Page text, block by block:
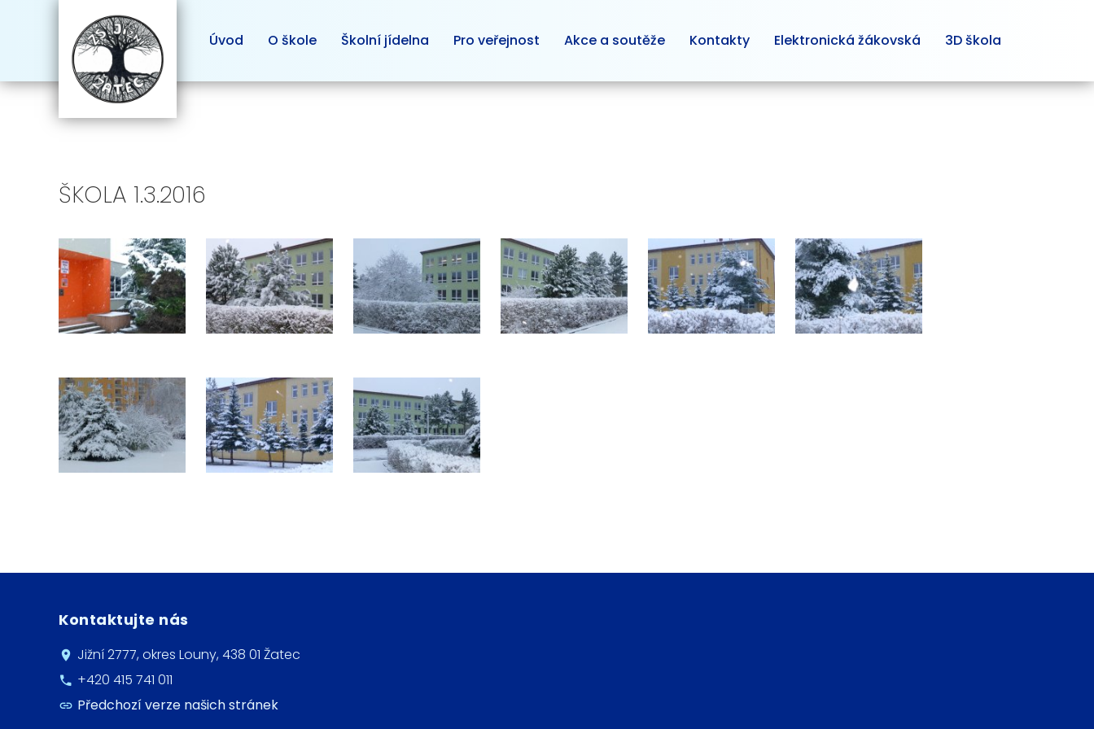
Úvod O škole Školní jídelna Pro veřejnost Akce a soutěže Kontakty Elektronická žákovská 3D škola
ŠKOLA 1.3.2016
Kontaktujte nás
Jižní 2777, okres Louny, 438 01 Žatec
+420 415 741 011
Předchozí verze našich stránek